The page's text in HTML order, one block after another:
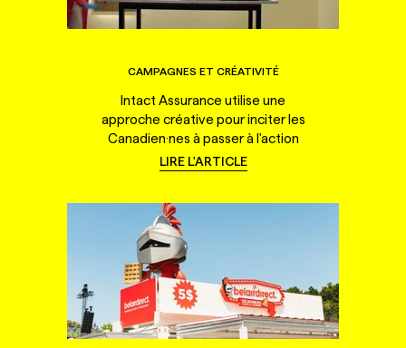
CAMPAGNES ET CRÉATIVITÉ
Intact Assurance utilise une
approche créative pour inciter les
Canadien·nes à passer à l'action
LIRE L'ARTICLE